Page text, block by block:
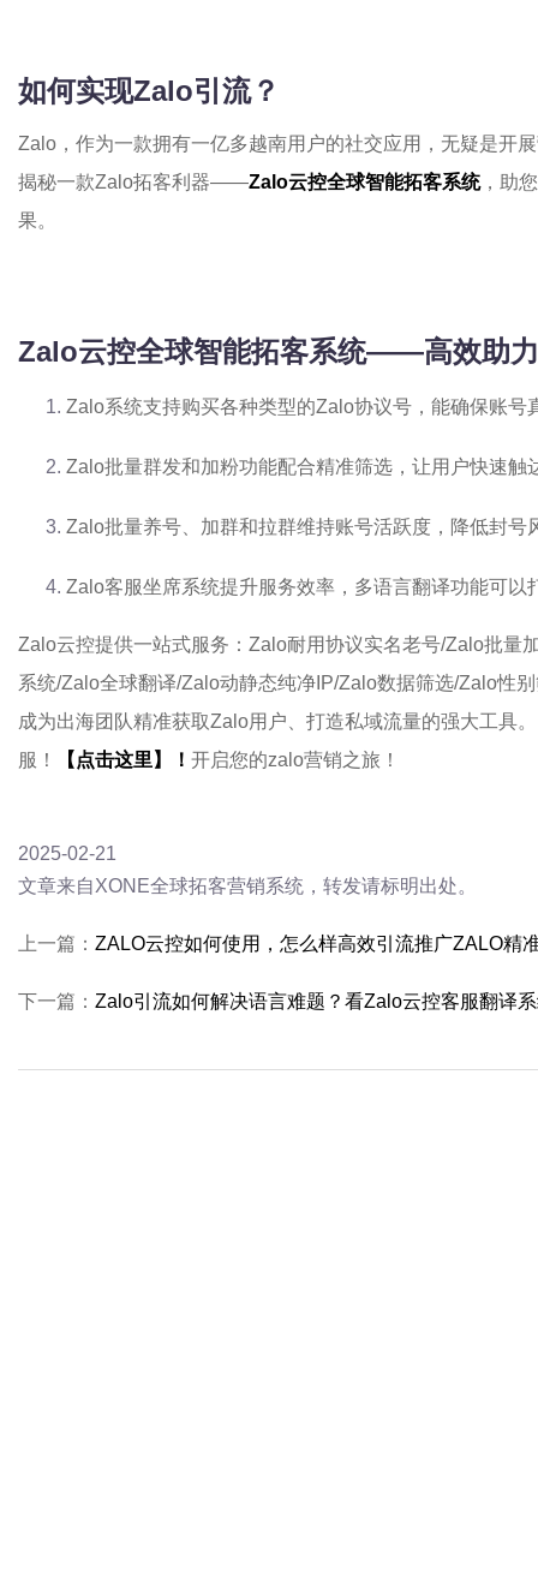
如何实现Zalo引流？
Zalo，作为一款拥有一亿多越南用户的社交应用，无疑是开
揭秘一款Zalo拓客利器——Zalo云控全球智能拓客系统，助
果。
Zalo云控全球智能拓客系统——高效助
Zalo系统支持购买各种类型的Zalo协议号，能确保账号
Zalo批量群发和加粉功能配合精准筛选，让用户快速触
Zalo批量养号、加群和拉群维持账号活跃度，降低封号
Zalo客服坐席系统提升服务效率，多语言翻译功能可以
Zalo云控提供一站式服务：Zalo耐用协议实名老号/Zalo批量
系统/Zalo全球翻译/Zalo动静态纯净IP/Zalo数据筛选/Zalo性
成为出海团队精准获取Zalo用户、打造私域流量的强大工具
服！
【点击这里】！ 开启您的zalo营销之旅！
2025-02-21
文章来自XONE全球拓客营销系统，转发请标明出处。
上一篇： ZALO云控如何使用，怎么样高效引流推广ZALO精
下一篇： Zalo引流如何解决语言难题？看Zalo云控客服翻译